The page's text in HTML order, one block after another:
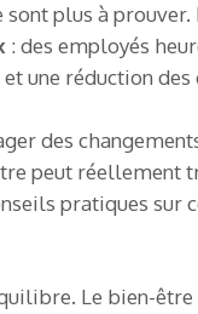
plus à prouver.
: des employés
une réduction des
des
peut réellement
pratiques sur
Le bien-